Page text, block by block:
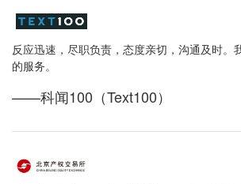
反应迅速，尽职负责，态度亲切，沟通及时。
的服务。
——科闻100（Text100）